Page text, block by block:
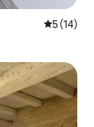
5 (14)